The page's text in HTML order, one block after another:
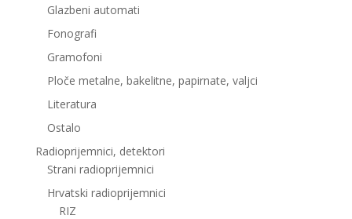
Glazbeni automati
Fonografi
Gramofoni
Ploče metalne, bakelitne, papirnate, valjci
Literatura
Ostalo
Radioprijemnici, detektori
Strani radioprijemnici
Hrvatski radioprijemnici
RIZ